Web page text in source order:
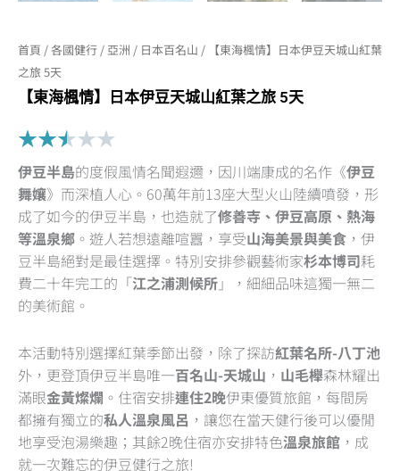
首頁 /各國健行 / 亞洲 / 日本百名山 / 【東海楓情】日本伊豆天城山紅葉
之旅 5天
【東海楓情】日本伊豆天城山紅葉之旅 5天
★★★★★
2.5
out
of
5
伊豆半島的度假風情名聞遐邇，因川端康成的名作《伊豆
舞孃》而深植人心。60萬年前13座大型火山陸續噴發，形
成了如今的伊豆半島，也造就了修善寺、 伊豆高原、熱海
等溫泉鄉 。遊人若想遠離喧囂，享受山海美景與美食 ，伊
豆半島絕對是最佳選擇。特別安排參觀藝術家杉本博司耗
費二十年完工的「江之浦測候所」，細細品味這獨一無二
的美術館。
本活動特別選擇紅葉季節出發，除了探訪紅葉名所-八丁池
外，更登頂伊豆半島唯一百名山-天城山 ， 山毛櫸森林耀出
滿眼金黃燦爛 。住宿安排連住2晚伊東優質旅館，每間房
都擁有獨立的私人溫泉風呂 ，讓您在當天健行後可以優閒
地享受泡湯樂趣；其餘2晚住宿亦安排特色溫泉旅館 ，成
就一次難忘的伊豆健行之旅!